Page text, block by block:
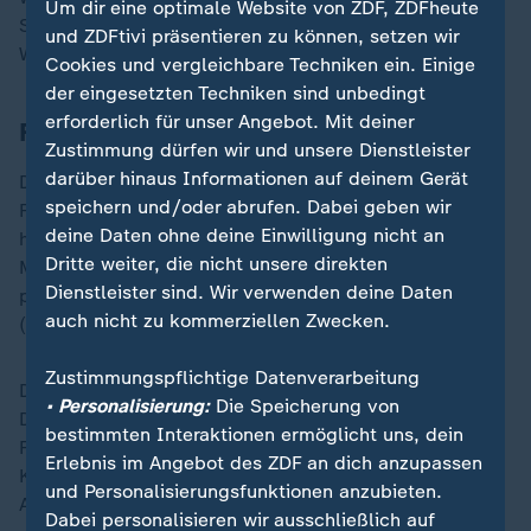
Solbakken. Für ihn ist Frankreich "der große, große
WM-Favorit."
Frankreichs Abwehr ein Schwachpunkt?
Doch Solbakkens Team hat gezeigt, dass diese
Franzosen in der Verteidigung nicht diese Weltklasse
haben, wie im Angriff. So musste ihr Keeper Mike
Maignan einige Male seine Klasse zeigen - und
parierte auch den Elfmeter von Jürgen Strand Larsen
(48. Minute).
Den Schlusspunkt zum mühelosen Sieg setzte Desiré
Doué, der in der Nachspielzeit zum 4:1 einköpfte.
Frankreich reist nun als Gruppensieger zum ersten
K.o.-Rundenspiel am Dienstag nach New York. Im
Achtelfinale könnte der Vizeweltmeister dann am 4.
Um dir eine optimale Website von ZDF, ZDFheute
und ZDFtivi präsentieren zu können, setzen wir
Cookies und vergleichbare Techniken ein. Einige
der eingesetzten Techniken sind unbedingt
erforderlich für unser Angebot. Mit deiner
Zustimmung dürfen wir und unsere Dienstleister
darüber hinaus Informationen auf deinem Gerät
speichern und/oder abrufen. Dabei geben wir
deine Daten ohne deine Einwilligung nicht an
Dritte weiter, die nicht unsere direkten
Dienstleister sind. Wir verwenden deine Daten
auch nicht zu kommerziellen Zwecken.
Zustimmungspflichtige Datenverarbeitung
• Personalisierung:Die Speicherung von
bestimmten Interaktionen ermöglicht uns, dein
Erlebnis im Angebot des ZDF an dich anzupassen
und Personalisierungsfunktionen anzubieten.
Dabei personalisieren wir ausschließlich auf